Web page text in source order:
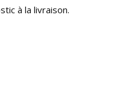
à la livraison.